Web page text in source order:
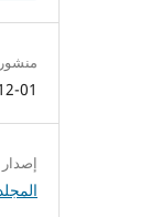
منشور
01
إصدار